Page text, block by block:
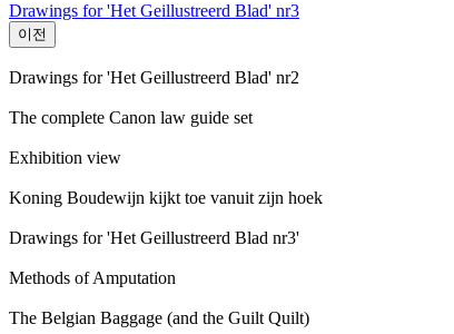
Drawings for 'Het Geillustreerd Blad' nr3
이전
Drawings for 'Het Geillustreerd Blad' nr2
The complete Canon law guide set
Exhibition view
Koning Boudewijn kijkt toe vanuit zijn hoek
Drawings for 'Het Geillustreerd Blad nr3'
Methods of Amputation
The Belgian Baggage (and the Guilt Quilt)